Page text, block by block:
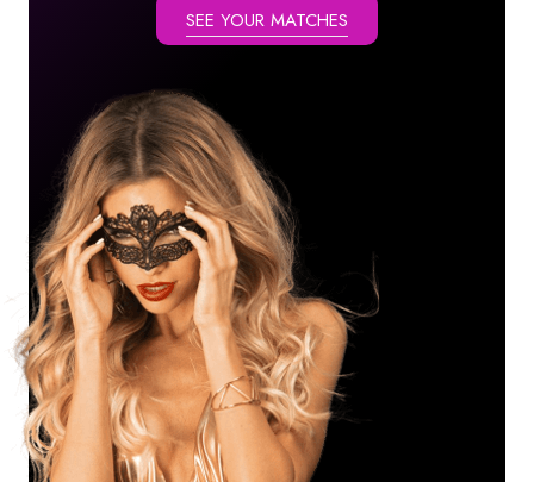
SEE YOUR MATCHES